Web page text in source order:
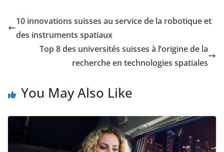
10 innovations suisses au service de la robotique et
des instruments spatiaux
Top 8 des universités suisses à l’origine de la
recherche en technologies spatiales
You May Also Like